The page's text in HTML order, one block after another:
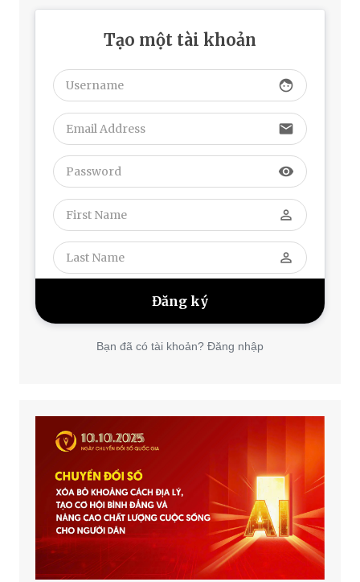
Tạo một tài khoản
face
email
visibility
perm_identity
perm_identity
Bạn đã có tài khoản? Đăng nhập